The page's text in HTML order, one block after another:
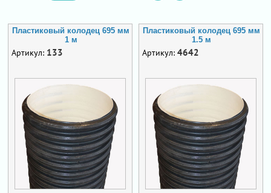
Пластиковый колодец 695 мм
1 м
Артикул: 133
Пластиковый колодец 695 мм
1.5 м
Артикул: 4642